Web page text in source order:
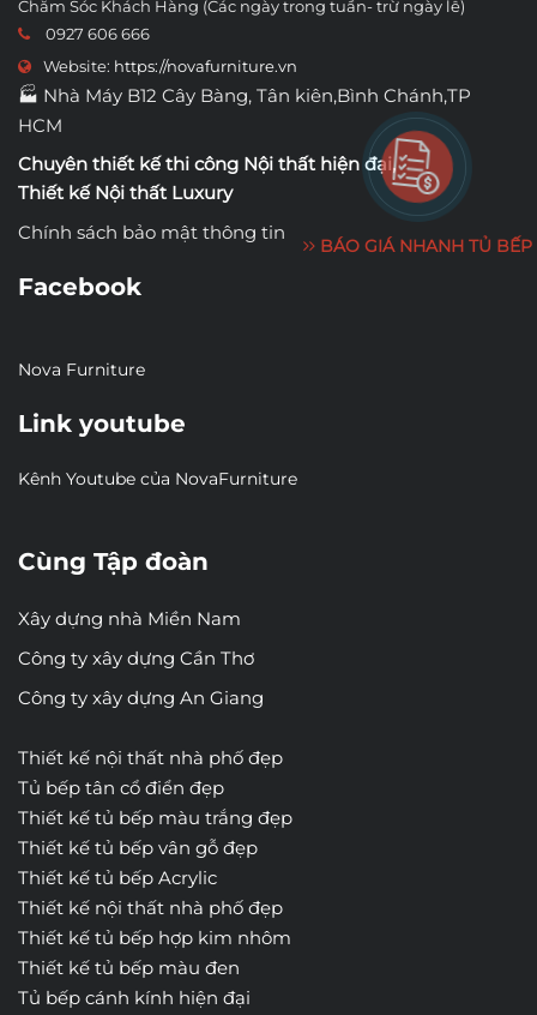
BÁO GIÁ NHANH TỦ BẾP
Chăm Sóc Khách Hàng (Các ngày trong tuần- trừ ngày lễ)
0927 606 666
Website: https://novafurniture.vn
🏭 Nhà Máy B12 Cây Bàng, Tân kiên,Bình Chánh,TP
HCM
Chuyên thiết kế thi công Nội thất hiện đại,
Thiết kế Nội thất Luxury
Chính sách bảo mật thông tin
Facebook
Nova Furniture
Link youtube
Kênh Youtube của NovaFurniture
Cùng Tập đoàn
Xây dựng nhà Miền Nam
Công ty xây dựng Cần Thơ
Công ty xây dựng An Giang
Thiết kế nội thất nhà phố đẹp
Tủ bếp tân cổ điển đẹp
Thiết kế tủ bếp màu trắng đẹp
Thiết kế tủ bếp vân gỗ đẹp
Thiết kế tủ bếp Acrylic
Thiết kế nội thất nhà phố đẹp
Thiết kế tủ bếp hợp kim nhôm
Thiết kế tủ bếp màu đen
Tủ bếp cánh kính hiện đại